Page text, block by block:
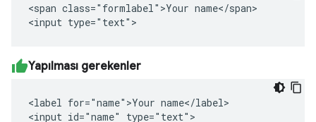
<span class="formlabel">Your name</span>
<input type="text">
Yapılması gerekenler
<label for="name">Your name</label>
<input id="name" type="text">